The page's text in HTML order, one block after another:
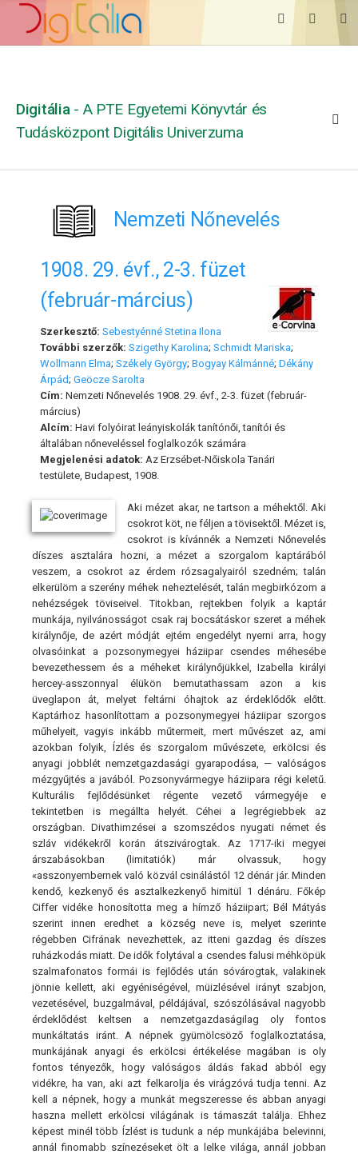
Digitália - A PTE Egyetemi Könyvtár és
Tudásközpont Digitális Univerzuma
Nemzeti Nőnevelés
1908. 29. évf., 2-3. füzet
(február-március)
Szerkesztő: Sebestyénné Stetina Ilona
További szerzők: Szigethy Karolina; Schmidt Mariska;
Wollmann Elma; Székely György; Bogyay Kálmánné; Dékány
Árpád; Geöcze Sarolta
Cím: Nemzeti Nőnevelés 1908. 29. évf., 2-3. füzet (február-
március)
Alcím: Havi folyóirat leányiskolák tanítónői, tanítói és
általában nőneveléssel foglalkozók számára
Megjelenési adatok: Az Erzsébet-Nőiskola Tanári
testülete, Budapest, 1908.
Aki mézet akar, ne tartson a méhektől. Aki
csokrot köt, ne féljen a tövisektől. Mézet is,
csokrot is kívánnék a Nemzeti Nőnevelés
díszes asztalára hozni, a mézet a szorgalom kaptárából
veszem, a csokrot az érdem rózsagalyairól szedném; talán
elkerülöm a szerény méhek neheztelését, talán megbirkózom a
nehézségek töviseivel. Titokban, rejtekben folyik a kaptár
munkája, nyilvánosságot csak raj bocsátáskor szeret a méhek
királynője, de azért módját ejtém engedélyt nyerni arra, hogy
olvasóinkat a pozsonymegyei háziipar csendes méhesébe
bevezethessem és a méheket királynőjükkel, Izabella királyi
hercey-asszonnyal élükön bemutathassam azon a kis
üveglapon át, melyet feltárni óhajtok az érdeklődők előtt.
Kaptárhoz hasonlítottam a pozsonymegyei háziipar szorgos
műhelyeit, vagyis inkább műtermeit, mert művészet az, ami
azokban folyik, Ízlés és szorgalom művészete, erkölcsi és
anyagi jobblét nemzetgazdasági gyarapodása, — valóságos
mézgyűjtés a javából. Pozsonyvármegye háziipara régi keletű.
Kulturális fejlődésünket régente vezető vármegyéje e
tekintetben is megállta helyét. Céhei a legrégiebbek az
országban. Divathimzései a szomszédos nyugati német és
szláv vidékekről korán átszivárogtak. Az 1717-iki megyei
árszabásokban (limitatiók) már olvassuk, hogy
«asszonyembernek való közvál csinálástól 12 dénár jár. Minden
kendő, kezkenyő és asztalkezkenyő himitül 1 dénáru. Főkép
Ciffer vidéke honosította meg a hímző háziipart; Bél Mátyás
szerint innen eredhet a község neve is, melyet szerinte
régebben Cifrának nevezhettek, az itteni gazdag és díszes
ruházkodás miatt. De idők folytával a csendes falusi méhköpük
szalmafonatos formái is fejlődés után sóvárogtak, valakinek
jönnie kellett, aki egyéniségével, müizlésével irányt szabjon,
vezetésével, buzgalmával, példájával, szószólásával nagyobb
érdeklődést keltsen a nemzetgazdaságilag oly fontos
munkáltatás iránt. A népnek gyümölcsöző foglalkoztatása,
munkájának anyagi és erkölcsi értékelése magában is oly
fontos tényezők, hogy valóságos áldás fakad abból egy
vidékre, ha van, aki azt felkarolja és virágzóvá tudja tenni. Az
kell a népnek, hogy a munkát megszeresse és abban anyagi
haszna mellett erkölcsi világának is támaszát találja. Ehhez
képest minél több Ízlést is tudunk a nép munkájába belevinni,
annál finomabb színezéseket ölt a lelke világa, annál jobban